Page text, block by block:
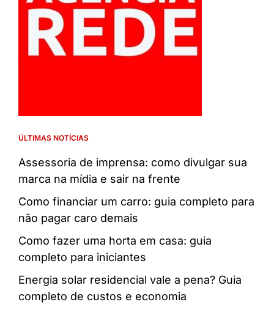
ÚLTIMAS NOTÍCIAS
Assessoria de imprensa: como divulgar sua
marca na mídia e sair na frente
Como financiar um carro: guia completo para
não pagar caro demais
Como fazer uma horta em casa: guia
completo para iniciantes
Energia solar residencial vale a pena? Guia
completo de custos e economia